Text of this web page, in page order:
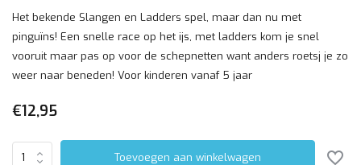
Het bekende Slangen en Ladders spel, maar dan nu met
pinguïns! Een snelle race op het ijs, met ladders kom je snel
vooruit maar pas op voor de schepnetten want anders roetsj je zo
weer naar beneden! Voor kinderen vanaf 5 jaar
€12,95
Toevoegen aan winkelwagen